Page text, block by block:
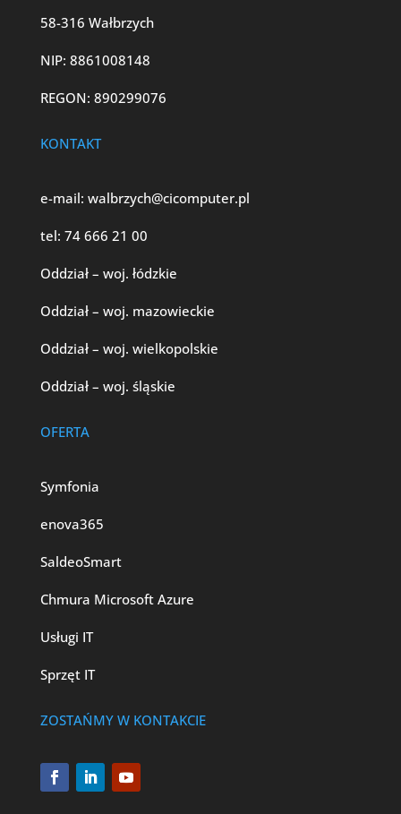
58-316 Wałbrzych
NIP: 8861008148
REGON: 890299076
KONTAKT
e-mail: walbrzych@cicomputer.pl
tel: 74 666 21 00
Oddział – woj. łódzkie
Oddział – woj. mazowieckie
Oddział – woj. wielkopolskie
Oddział – woj. śląskie
OFERTA
Symfonia
enova365
SaldeoSmart
Chmura Microsoft Azure
Usługi IT
Sprzęt IT
ZOSTAŃMY W KONTAKCIE